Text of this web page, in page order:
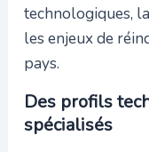
technologiques,
les enjeux de
pays.
Des profils
spécialisés